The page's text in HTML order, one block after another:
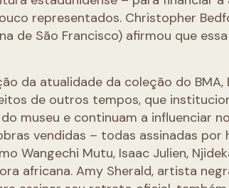
representados. Christopher
de São Francisco) afirmou que
da atualidade da coleção do BMA,
de outros tempos, que
museu e continuam a influenciar
vendidas – todas assinadas por
Wangechi Mutu, Isaac Julien,
africana. Amy Sherald, artista